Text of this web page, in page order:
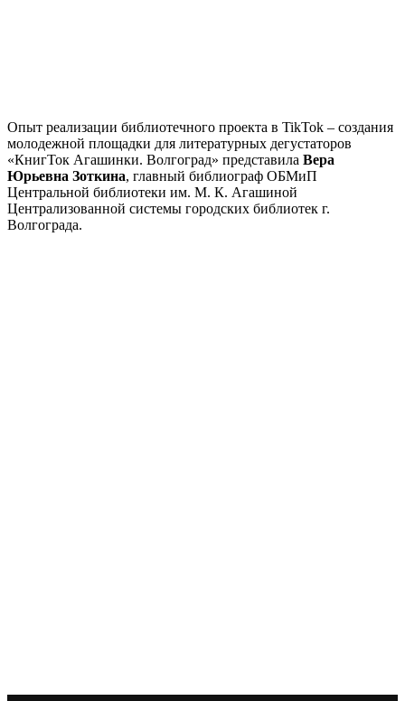
Опыт реализации библиотечного проекта в TikTok – создания
молодежной площадки для литературных дегустаторов
«КнигТок Агашинки. Волгоград» представила Вера
Юрьевна Зоткина, главный библиограф ОБМиП
Центральной библиотеки им. М. К. Агашиной
Централизованной системы городских библиотек г.
Волгограда.